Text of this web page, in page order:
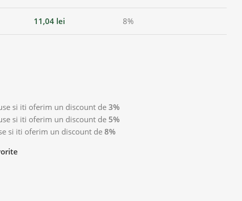
11,04 lei 8%
si iti oferim un discount de3%
si iti oferim un discount de 5%
si iti oferim un discount de8%